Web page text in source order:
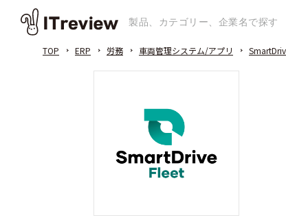
TOP ERP 労務 車両管理システム/アプリ